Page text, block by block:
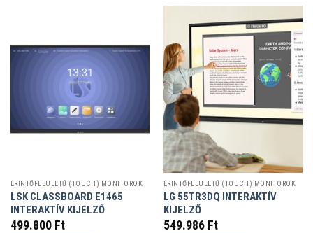
ÉRINTŐFELÜLETŰ (TOUCH) MONITOROK
LSK CLASSBOARD E1465
INTERAKTÍV KIJELZŐ
499.800 Ft
ÉRINTŐFELÜLETŰ (TOUCH) MONITOROK
LG 55TR3DQ INTERAKTÍV
KIJELZŐ
549.986 Ft